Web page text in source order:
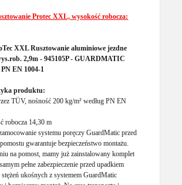
Protec XXL, wysokość robocza:
XXL Rusztowanie aluminiowe jezdne
2,9m - 945105P - GUARDMATIC
EN 1004-1
produktu:
TÜV, nośność 200 kg/m² według PN EN
robocza 14,30 m
systemu poręczy GuardMatic przed
gwarantuje bezpieczeństwo montażu.
na pomost, mamy już zainstalowany komplet
pełne zabezpieczenie przed upadkiem
ukośnych z systemem GuardMatic